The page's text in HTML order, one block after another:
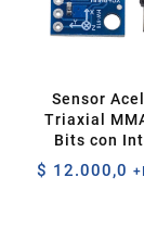
Sensor
Triaxial
Bits con
$ 12.000,0